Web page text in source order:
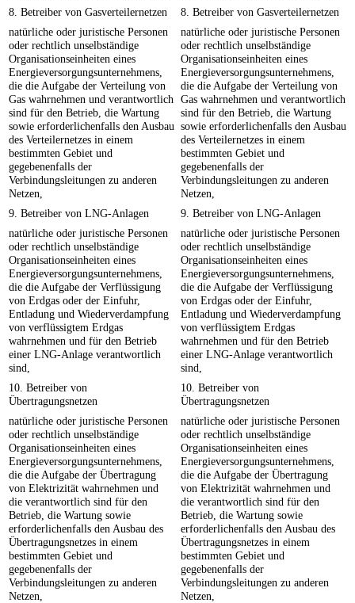
8. Betreiber von Gasverteilernetzen
8. Betreiber von Gasverteilernetzen
natürliche oder juristische Personen
oder rechtlich unselbständige
Organisationseinheiten eines
Energieversorgungsunternehmens,
die die Aufgabe der Verteilung von
Gas wahrnehmen und verantwortlich
sind für den Betrieb, die Wartung
sowie erforderlichenfalls den Ausbau
des Verteilernetzes in einem
bestimmten Gebiet und
gegebenenfalls der
Verbindungsleitungen zu anderen
Netzen,
natürliche oder juristische Personen
oder rechtlich unselbständige
Organisationseinheiten eines
Energieversorgungsunternehmens,
die die Aufgabe der Verteilung von
Gas wahrnehmen und verantwortlich
sind für den Betrieb, die Wartung
sowie erforderlichenfalls den Ausbau
des Verteilernetzes in einem
bestimmten Gebiet und
gegebenenfalls der
Verbindungsleitungen zu anderen
Netzen,
9. Betreiber von LNG-Anlagen
9. Betreiber von LNG-Anlagen
natürliche oder juristische Personen
oder rechtlich unselbständige
Organisationseinheiten eines
Energieversorgungsunternehmens,
die die Aufgabe der Verflüssigung
von Erdgas oder der Einfuhr,
Entladung und Wiederverdampfung
von verflüssigtem Erdgas
wahrnehmen und für den Betrieb
einer LNG-Anlage verantwortlich
sind,
natürliche oder juristische Personen
oder rechtlich unselbständige
Organisationseinheiten eines
Energieversorgungsunternehmens,
die die Aufgabe der Verflüssigung
von Erdgas oder der Einfuhr,
Entladung und Wiederverdampfung
von verflüssigtem Erdgas
wahrnehmen und für den Betrieb
einer LNG-Anlage verantwortlich
sind,
10. Betreiber von
Übertragungsnetzen
10. Betreiber von
Übertragungsnetzen
natürliche oder juristische Personen
oder rechtlich unselbständige
Organisationseinheiten eines
Energieversorgungsunternehmens,
die die Aufgabe der Übertragung
von Elektrizität wahrnehmen und
die verantwortlich sind für den
Betrieb, die Wartung sowie
erforderlichenfalls den Ausbau des
Übertragungsnetzes in einem
bestimmten Gebiet und
gegebenenfalls der
Verbindungsleitungen zu anderen
Netzen,
natürliche oder juristische Personen
oder rechtlich unselbständige
Organisationseinheiten eines
Energieversorgungsunternehmens,
die die Aufgabe der Übertragung
von Elektrizität wahrnehmen und
die verantwortlich sind für den
Betrieb, die Wartung sowie
erforderlichenfalls den Ausbau des
Übertragungsnetzes in einem
bestimmten Gebiet und
gegebenenfalls der
Verbindungsleitungen zu anderen
Netzen,